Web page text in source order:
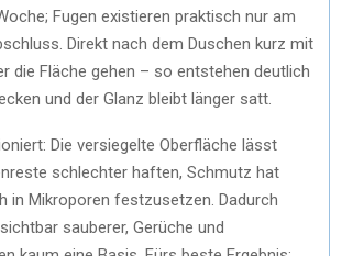
Fugen existieren praktisch nur am
Direkt nach dem Duschen kurz mit
die Fläche gehen – so entstehen deutlich
und der Glanz bleibt länger satt.
Die versiegelte Oberfläche lässt
schlechter haften, Schmutz hat
in Mikroporen festzusetzen. Dadurch
sauberer, Gerüche und